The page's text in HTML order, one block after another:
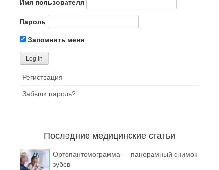
Имя пользователя
Пароль
Запомнить меня
Регистрация
Забыли пароль?
Последние медицинские статьи
Ортопантомограмма — панорамный снимок
зубов